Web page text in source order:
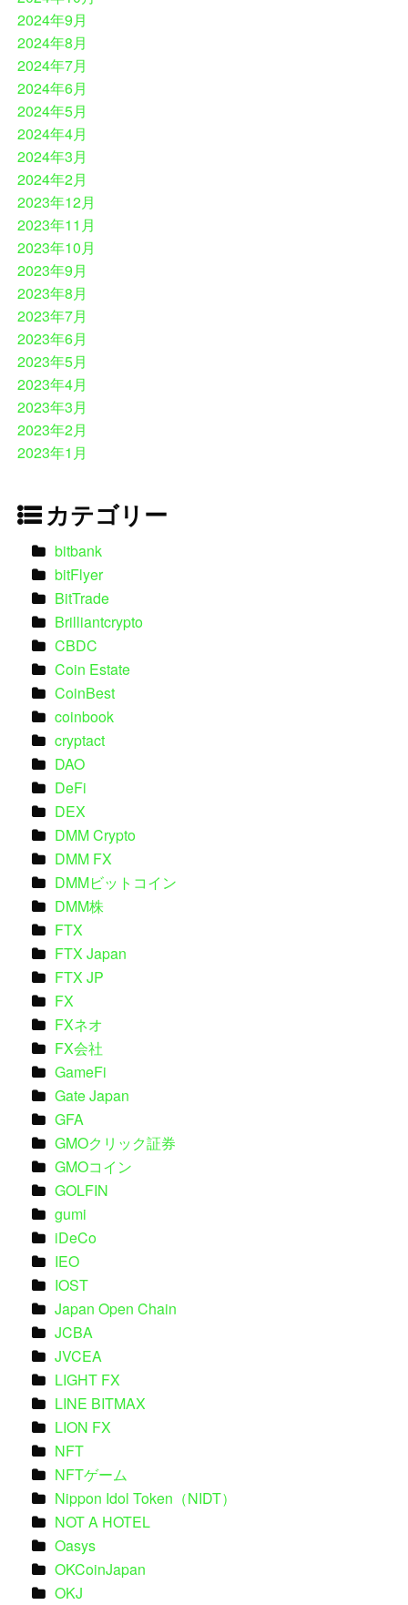
2024年9月
2024年8月
2024年7月
2024年6月
2024年5月
2024年4月
2024年3月
2024年2月
2023年12月
2023年11月
2023年10月
2023年9月
2023年8月
2023年7月
2023年6月
2023年5月
2023年4月
2023年3月
2023年2月
2023年1月
カテゴリー
bitbank
bitFlyer
BitTrade
Brilliantcrypto
CBDC
Coin Estate
CoinBest
coinbook
cryptact
DAO
DeFi
DEX
DMM Crypto
DMM FX
DMMビットコイン
DMM株
FTX
FTX Japan
FTX JP
FX
FXネオ
FX会社
GameFi
Gate Japan
GFA
GMOクリック証券
GMOコイン
GOLFIN
gumi
iDeCo
IEO
IOST
Japan Open Chain
JCBA
JVCEA
LIGHT FX
LINE BITMAX
LION FX
NFT
NFTゲーム
Nippon Idol Token（NIDT）
NOT A HOTEL
Oasys
OKCoinJapan
OKJ